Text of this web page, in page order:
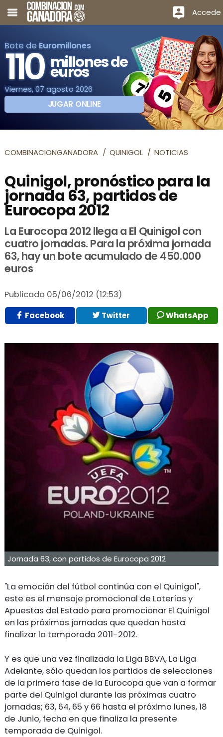
Accede
Bote de Euromillones
110 millones de
euros
Viernes, 07 agosto 2026
JUGAR ONLINE
COMBINACIONGANADORA QUINIGOL NOTICIAS
Quinigol, pronóstico para la
jornada 63, partidos de
Eurocopa 2012
La Eurocopa 2012 llega a El Quinigol con
cuatro jornadas. Para la próxima jornada
63, hay un bote acumulado de 450.000
euros
Publicado 05/06/2012 (12:53)
Facebook Twitter WhatsApp
Jornada 63, con partidos de Eurocopa 2012
"La emoción del fútbol continúa con el Quinigol",
este es el mensaje promocional de Loterías y
Apuestas del Estado para promocionar El Quinigol
en las próximas jornadas que quedan hasta
finalizar la temporada 2011-2012.
Y es que una vez finalizada la Liga BBVA, La Liga
Adelante, sólo quedan los partidos de selecciones
de la primera fase de la Eurocopa que van a formar
parte del Quinigol durante las próximas cuatro
jornadas; 63, 64, 65 y 66 hasta el próximo lunes, 18
de Junio, fecha en que finaliza la presente
temporada de Quinigol.